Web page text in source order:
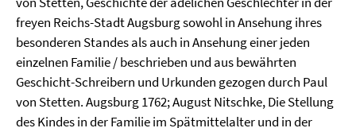
freyen Reichs-Stadt Augsburg sowohl in Ansehung ihres
besonderen Standes als auch in Ansehung einer jeden
einzelnen Familie / beschrieben und aus bewährten
Geschicht-Schreibern und Urkunden gezogen durch Paul
von Stetten. Augsburg 1762; August Nitschke, Die Stellung
des Kindes in der Familie im Spätmittelalter und in der